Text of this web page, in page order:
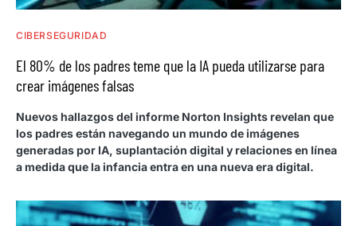
CIBERSEGURIDAD
El 80% de los padres teme que la IA pueda utilizarse para
crear imágenes falsas
Nuevos hallazgos del informe Norton Insights revelan que
los padres están navegando un mundo de imágenes
generadas por IA, suplantación digital y relaciones en línea
a medida que la infancia entra en una nueva era digital.